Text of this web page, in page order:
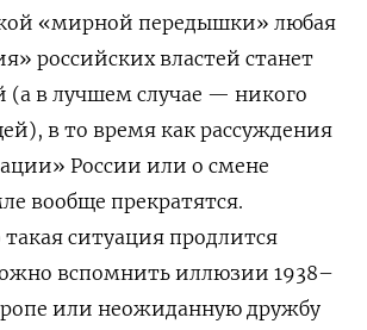
«мирной передышки» любая
российских властей станет
(а в лучшем случае — никого
в то время как рассуждения
России или о смене
вообще прекратятся.
ситуация продлится
вспомнить иллюзии 1938–
или неожиданную дружбу